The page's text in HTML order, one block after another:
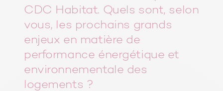
CDC Habitat. Quels sont, selon
vous, les prochains grands
enjeux en matière de
performance énergétique et
environnementale des
logements ?